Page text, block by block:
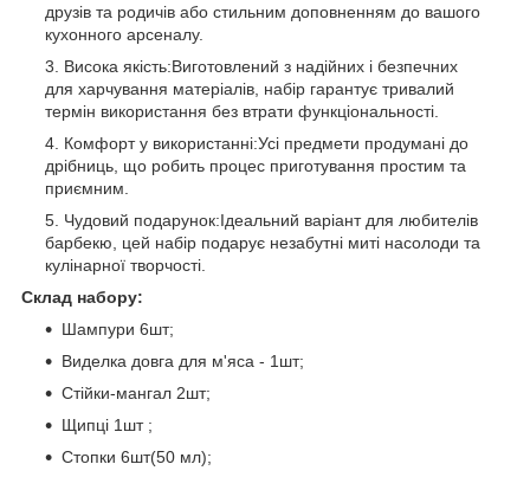
друзів та родичів або стильним доповненням до вашого
кухонного арсеналу.
Висока якість:Виготовлений з надійних і безпечних
для харчування матеріалів, набір гарантує тривалий
термін використання без втрати функціональності.
Комфорт у використанні:Усі предмети продумані до
дрібниць, що робить процес приготування простим та
приємним.
Чудовий подарунок:Ідеальний варіант для любителів
барбекю, цей набір подарує незабутні миті насолоди та
кулінарної творчості.
Склад набору:
Шампури 6шт;
Виделка довга для м'яса - 1шт;
Стійки-мангал 2шт;
Щипці 1шт ;
Стопки 6шт(50 мл);